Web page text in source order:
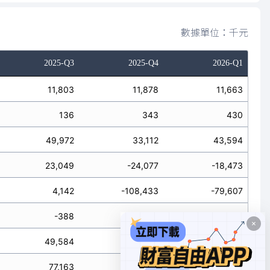
數據單位：千元
2025-Q3 2025-Q4 2026-Q1
11,803 11,878 11,663
136 343 430
49,972 33,112 43,594
23,049 -24,077 -18,473
4,142 -108,433 -79,607
-388 -9,193
49,584 23,919 41,356
77,163 -99,398 -54,486